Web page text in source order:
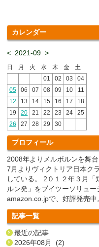
カレンダー
< 2021-09 >
日 月 火 水 木 金
土
01
02 03
04
05
06 07 08 09 10
11
12
13 14 15 16 17
18
19
20 21 22 23 24
25
26
27 28 29 30
プロフィール
2008年よりメルボルンを舞
7月よりヴィクトリア日本ク
している。 2０１２年３月
ルン発」をブイツーソリュー
amazon.co.jpで、好評発売中
記事一覧
最近の記事
2026年08月 (2)